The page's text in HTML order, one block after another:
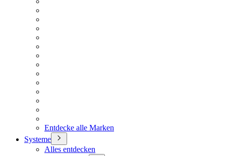
Entdecke alle Marken
Systeme
Alles entdecken